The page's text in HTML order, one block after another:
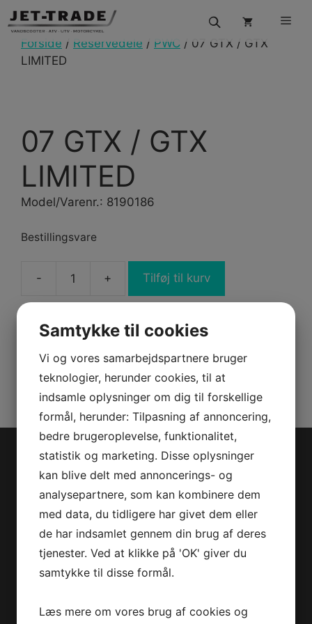
Hop
til
indholdForside / Reservedele / PWC / 07 GTX / GTX
LIMITED
07 GTX / GTX
LIMITED
Model/Varenr.: 8190186
Bestillingsvare
GTX
GTX
LIMITED
antal
Tilføj til kurv
Kategorier:PWC, Reservedele
Jet-Trade Powersport
Jegstrupvej 280
8361 Hasselager
Telefon:+45 70 200 600
E-mail:info@jettrade.dk
CVR-nummer: 27233678
Produkter
Samtykke til cookies
Vi og vores samarbejdspartnere bruger
teknologier, herunder cookies, til at
indsamle oplysninger om dig til forskellige
formål, herunder: Tilpasning af annoncering,
bedre brugeroplevelse, funktionalitet,
statistik og marketing. Disse oplysninger
kan blive delt med annoncerings- og
analysepartnere, som kan kombinere dem
med data, du tidligere har givet dem eller
de har indsamlet gennem din brug af deres
tjenester. Ved at klikke på 'OK' giver du
samtykke til disse formål.
Læs mere om vores brug af cookies og